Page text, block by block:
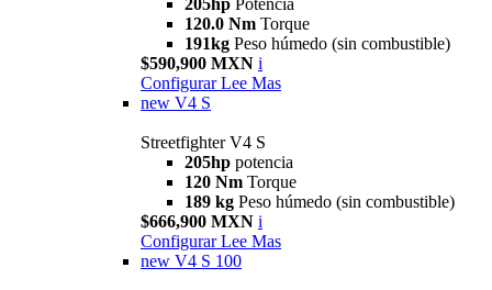
205hp Potencia
120.0 Nm Torque
191kg Peso húmedo (sin combustible)
$590,900 MXN i
Configurar Lee Mas
new V4 S
Streetfighter V4 S
205hp potencia
120 Nm Torque
189 kg Peso húmedo (sin combustible)
$666,900 MXN i
Configurar Lee Mas
new V4 S 100